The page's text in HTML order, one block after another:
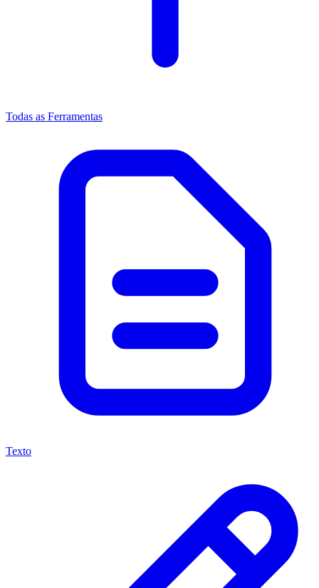
Todas as Ferramentas
Texto